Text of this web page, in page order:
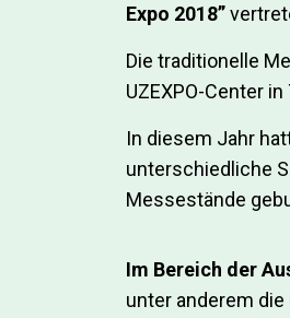
Expo 2018”
Die traditionelle
UZEXPO-Center
In diesem Jahr
unterschiedliche
Messestände
Im Bereich der
unter anderem